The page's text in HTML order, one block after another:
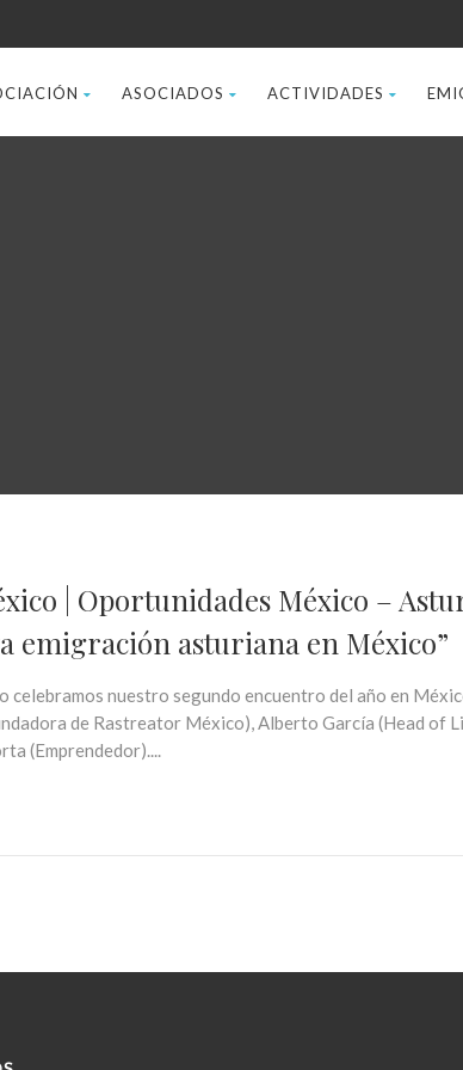
ASOCIADOS ACTIVIDADES
| Oportunidades México –
emigración asturiana en México”
celebramos nuestro segundo encuentro del año en
de Rastreator México), Alberto García (Head of
(Emprendedor)....